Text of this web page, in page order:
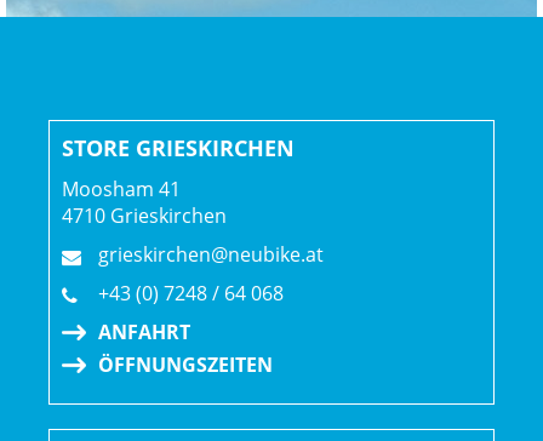
STORE GRIESKIRCHEN
Moosham 41
4710 Grieskirchen
grieskirchen@neubike.at
+43 (0) 7248 / 64 068
ANFAHRT
ÖFFNUNGSZEITEN